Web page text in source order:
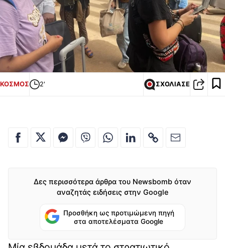
ΚΟΣΜΟΣ 2' ΣΧΟΛΙΑΣΕ
Δες περισσότερα άρθρα του Newsbomb όταν
αναζητάς ειδήσεις στην Google
Προσθήκη ως προτιμώμενη πηγή
στα αποτελέσματα Google